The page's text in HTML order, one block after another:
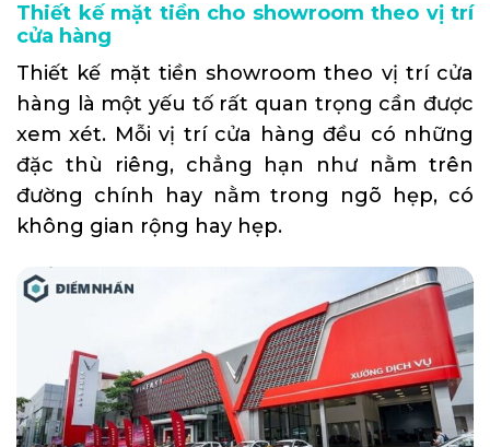
Thiết kế mặt tiền cho showroom theo vị trí
cửa hàng
Thiết kế mặt tiền showroom theo vị trí cửa
hàng là một yếu tố rất quan trọng cần được
xem xét. Mỗi vị trí cửa hàng đều có những
đặc thù riêng, chẳng hạn như nằm trên
đường chính hay nằm trong ngõ hẹp, có
không gian rộng hay hẹp.